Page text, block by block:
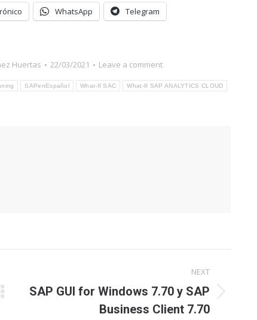
WhatsApp Telegram
Huertas 22/03/2021
Leave a comment
SAPenEspañol What-If SAC What-If SAP ANALYTICS CLOUD
NEXT
Next
SAP GUI for Windows 7.70 y SAP
Business Client 7.70